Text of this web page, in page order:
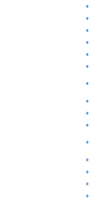
•
•
•
•
•
•
•
•
•
•
•
•
•
•
•